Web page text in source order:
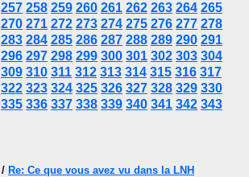
257 258 259 260 261 262 263 264 265
270 271 272 273 274 275 276 277 278
283 284 285 286 287 288 289 290 291
296 297 298 299 300 301 302 303 304
309 310 311 312 313 314 315 316 317
322 323 324 325 326 327 328 329 330
335 336 337 338 339 340 341 342 343
/ Re: Ce que vous avez vu dans la LNH